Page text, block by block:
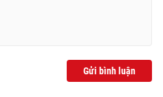
VTV.vn khi phát hành lại
Gửi bình luận